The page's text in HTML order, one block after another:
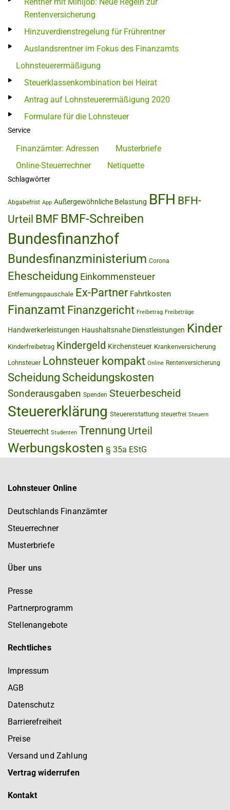
Rentenversicherung
Hinzuverdienstregelung für Frührentner
Auslandsrentner im Fokus des Finanzamts
Lohnsteuerermäßigung
Steuerklassenkombination bei Heirat
Antrag auf Lohnsteuerermäßigung 2020
Formulare für die Lohnsteuer
Service
Finanzämter: Adressen
Musterbriefe
Online-Steuerrechner
Netiquette
Schlagwörter
Abgabefrist App Außergewöhnliche Belastung BFH BFH-
Urteil BMF BMF-Schreiben
Bundesfinanzhof
Bundesfinanzministerium Corona
Ehescheidung Einkommensteuer
Entfernungspauschale Ex-Partner Fahrtkosten
Finanzamt Finanzgericht Freibetrag Freibeträge
Handwerkerleistungen Haushaltsnahe Dienstleistungen Kinder
Kinderfreibetrag Kindergeld Kirchensteuer Krankenversicherung
Lohnsteuer Lohnsteuer kompakt Online Rentenversicherung
Scheidung Scheidungskosten
Sonderausgaben Spenden Steuerbescheid
Steuererklärung Steuererstattung steuerfrei Steuern
Steuerrecht Studenten Trennung Urteil
Werbungskosten § 35a EStG
Lohnsteuer Online
Deutschlands Finanzämter
Steuerrechner
Musterbriefe
Über uns
Presse
Partnerprogramm
Stellenangebote
Rechtliches
Impressum
AGB
Datenschutz
Barrierefreiheit
Preise
Versand und Zahlung
Vertrag widerrufen
Kontakt